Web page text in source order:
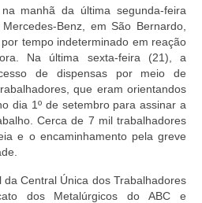
manhã da última segunda-feira
Benz, em São Bernardo,
tempo indeterminado em reação
Na última sexta-feira (21), a
de dispensas por meio de
que eram orientandos
dia 1º de setembro para assinar a
Cerca de 7 mil trabalhadores
e o encaminhamento pela greve
Central Única dos Trabalhadores
dos Metalúrgicos do ABC e